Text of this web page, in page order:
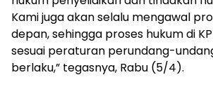
Kami juga akan selalu mengawal
depan, sehingga proses hukum di
sesuai peraturan perundang-
berlaku,” tegasnya, Rabu (5/4).